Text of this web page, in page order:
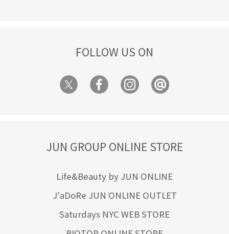
FOLLOW US ON
JUN GROUP ONLINE STORE
Life&Beauty by JUN ONLINE
J'aDoRe JUN ONLINE OUTLET
Saturdays NYC WEB STORE